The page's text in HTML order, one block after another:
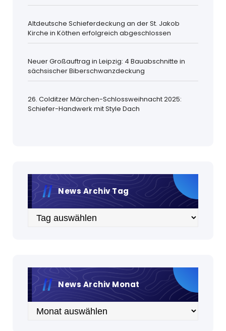
Altdeutsche Schieferdeckung an der St. Jakob
Kirche in Köthen erfolgreich abgeschlossen
Neuer Großauftrag in Leipzig: 4 Bauabschnitte in
sächsischer Biberschwanzdeckung
26. Colditzer Märchen-Schlossweihnacht 2025:
Schiefer-Handwerk mit Style Dach
News Archiv Tag
Archiv
News Archiv Monat
Archiv